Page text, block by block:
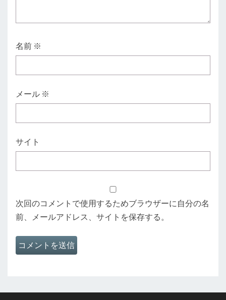
名前 ※
メール ※
サイト
次回のコメントで使用するためブラウザーに自分の名
前、メールアドレス、サイトを保存する。